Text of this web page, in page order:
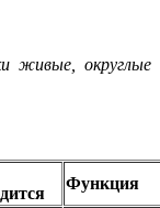
живые, округлые
Функция